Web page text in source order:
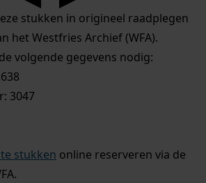
stukken in origineel raadplegen
het Westfries Archief (WFA).
volgende gegevens nodig:
3047
stukken online reserveren via de